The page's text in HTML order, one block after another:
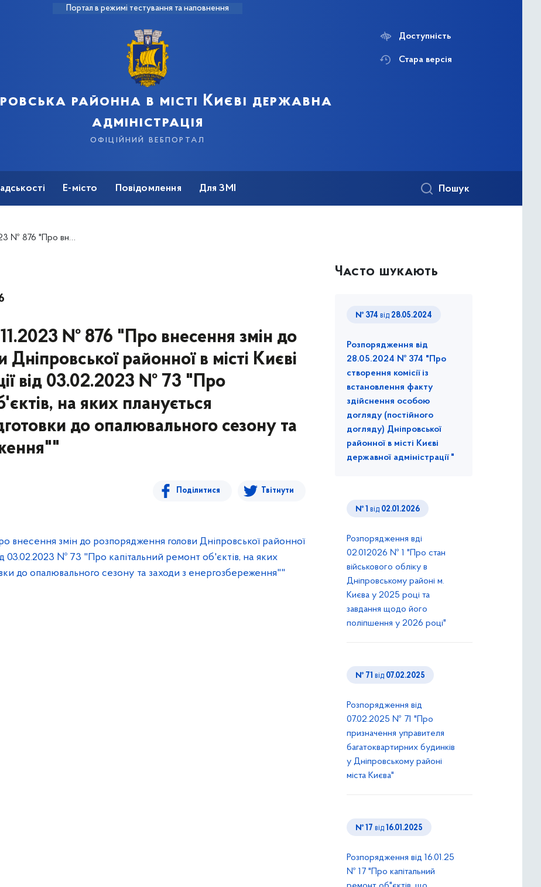
Портал в режимі тестування та наповнення
районна в місті Києві державна
адміністрація
офіційний вебпортал
Доступність
Стара версія
Е-місто Повідомлення Для ЗМІ Пошук
на яких планується проведення робіт з підготовки до опалювального сезону та заходи з енергозбереження""
№ 876 "Про внесення змін до
районної в місті Києві
від 03.02.2023 № 73 "Про
на яких планується
до опалювального сезону та
Поділитися Твітнути
внесення змін до розпорядження голови Дніпровської районної
03.02.2023 № 73 "Про капітальний ремонт об'єктів, на яких
до опалювального сезону та заходи з енергозбереження""
Часто шукають
№ 374 від 28.05.2024
Розпорядження від
28.05.2024 № 374 "Про
створення комісії із
встановлення факту
здійснення особою
догляду (постійного
догляду) Дніпровської
районної в місті Києві
державної адміністрації "
№ 1 від 02.01.2026
Розпорядження вді
02.012026 № 1 "Про стан
військового обліку в
Дніпровському районі м.
Києва у 2025 році та
завдання щодо його
поліпшення у 2026 році"
№ 71 від 07.02.2025
Розпорядження від
07.02.2025 № 71 "Про
призначення управителя
багатоквартирних будинків
у Дніпровському районі
міста Києва"
№ 17 від 16.01.2025
Розпорядження від 16.01.25
№ 17 "Про капітальний